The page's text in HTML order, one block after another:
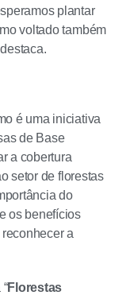
plantar
voltado também
é uma iniciativa
de Base
a cobertura
setor de florestas
do
os benefícios
a
Florestas